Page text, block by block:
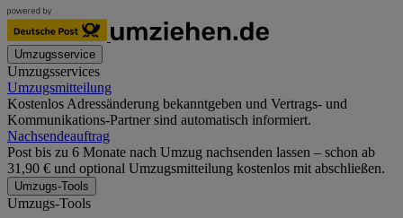
Umzugsservice
Umzugsservices
Umzugsmitteilung
Kostenlos Adressänderung bekanntgeben und Vertrags- und
Kommunikations-Partner sind automatisch informiert.
Nachsendeauftrag
Post bis zu 6 Monate nach Umzug nachsenden lassen – schon ab
31,90 € und optional Umzugsmitteilung kostenlos mit abschließen.
Umzugs-Tools
Umzugs-Tools